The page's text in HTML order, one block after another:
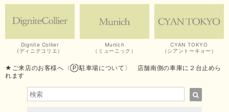
Dignite Collier
(ディニテコリエ）
Munich
（ミューニック）
CYAN TOKYO
（シアントーキョー）
★ご来店のお客様へ〈Ⓟ駐車場について〉 店舗南側の車庫に２台止めら
れます